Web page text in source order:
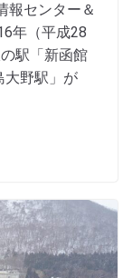
報センター＆
年（平成28
駅「新函館
大野駅」が